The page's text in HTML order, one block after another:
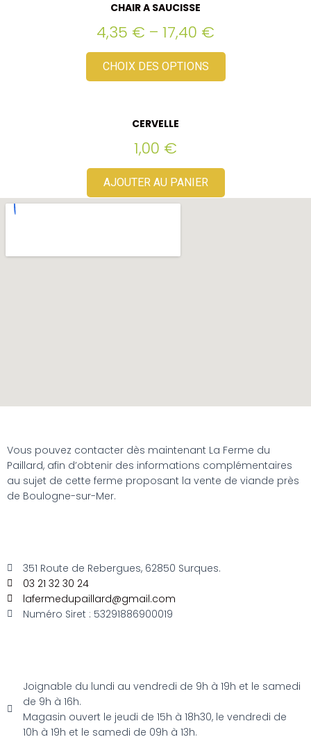
CHAIR A SAUCISSE
4,35 € – 17,40 €
CHOIX DES OPTIONS
CERVELLE
1,00 €
AJOUTER AU PANIER
Vous pouvez contacter dès maintenant La Ferme du
Paillard, afin d’obtenir des informations complémentaires
au sujet de cette ferme proposant la vente de viande près
de Boulogne-sur-Mer.
351 Route de Rebergues, 62850 Surques.
03 21 32 30 24
lafermedupaillard@gmail.com
Numéro Siret : 53291886900019
Joignable du lundi au vendredi de 9h à 19h et le samedi
de 9h à 16h.
Magasin ouvert le jeudi de 15h à 18h30, le vendredi de
10h à 19h et le samedi de 09h à 13h.